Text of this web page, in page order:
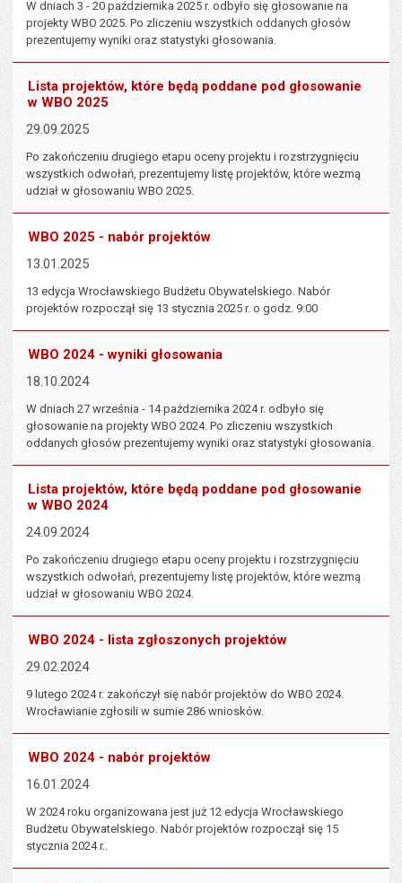
W dniach 3 - 20 października 2025 r. odbyło się głosowanie na
projekty WBO 2025. Po zliczeniu wszystkich oddanych głosów
prezentujemy wyniki oraz statystyki głosowania.
Lista projektów, które będą poddane pod głosowanie
w WBO 2025
29.09.2025
Po zakończeniu drugiego etapu oceny projektu i rozstrzygnięciu
wszystkich odwołań, prezentujemy listę projektów, które wezmą
udział w głosowaniu WBO 2025.
WBO 2025 - nabór projektów
13.01.2025
13 edycja Wrocławskiego Budżetu Obywatelskiego. Nabór
projektów rozpoczął się 13 stycznia 2025 r. o godz. 9:00
WBO 2024 - wyniki głosowania
18.10.2024
W dniach 27 września - 14 października 2024 r. odbyło się
głosowanie na projekty WBO 2024. Po zliczeniu wszystkich
oddanych głosów prezentujemy wyniki oraz statystyki głosowania.
Lista projektów, które będą poddane pod głosowanie
w WBO 2024
24.09.2024
Po zakończeniu drugiego etapu oceny projektu i rozstrzygnięciu
wszystkich odwołań, prezentujemy listę projektów, które wezmą
udział w głosowaniu WBO 2024.
WBO 2024 - lista zgłoszonych projektów
29.02.2024
9 lutego 2024 r. zakończył się nabór projektów do WBO 2024.
Wrocławianie zgłosili w sumie 286 wniosków.
WBO 2024 - nabór projektów
16.01.2024
W 2024 roku organizowana jest już 12 edycja Wrocławskiego
Budżetu Obywatelskiego. Nabór projektów rozpoczął się 15
stycznia 2024 r..